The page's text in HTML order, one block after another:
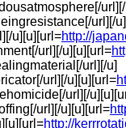
url][/
u][u][url=http://
url][/u][u][url=
url][/u]
url][/u][u][url=
url][/
url][/u][u][url=
http://